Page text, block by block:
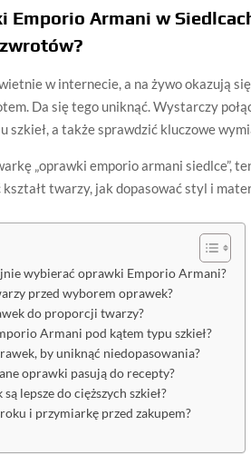
Emporio Armani w
w internecie, a na żywo okazują
Da się tego uniknąć. Wystarczy
szkieł, a także sprawdzić kluczowe
„oprawki emporio armani siedlce”,
twarzy, jak dopasować styl i
wybierać oprawki Emporio Armani?
przed wyborem oprawek?
do proporcji twarzy?
Armani pod kątem typu szkieł?
by uniknąć niedopasowania?
oprawki pasują do recepty?
lepsze do cięższych szkieł?
i przymiarkę przed zakupem?